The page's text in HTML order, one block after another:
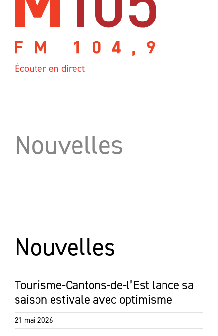
Écouter en direct
Nouvelles
Nouvelles
Tourisme-Cantons-de-l’Est lance sa
saison estivale avec optimisme
21 mai 2026